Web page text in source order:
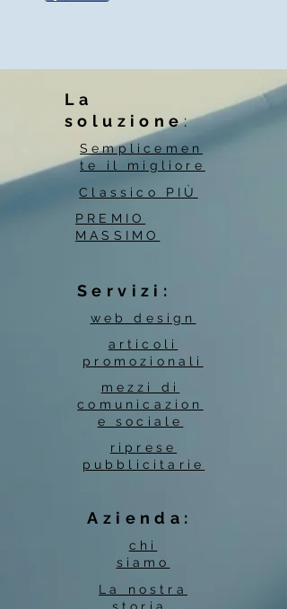
La
soluzione:
Semplicemen
te il migliore
Classico PIÙ
PREMIO
MASSIMO
Servizi:
web design
articoli
promozionali
mezzi di
comunicazion
e sociale
riprese
pubblicitarie
Azienda:
chi
siamo
La nostra